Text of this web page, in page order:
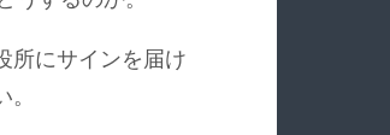
所にサインを届け